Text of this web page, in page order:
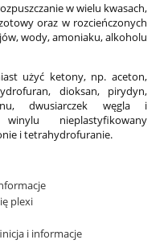
w wielu kwasach,
oraz w rozcieńczonych
wody, amoniaku, alkoholu
użyć ketony, np. aceton,
dioksan, pirydyn,
dwusiarczek węgla i
nieplastyfikowany
i tetrahydrofuranie.
plexi
i informacje